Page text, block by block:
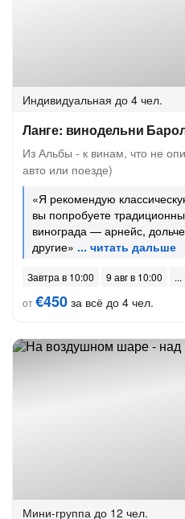
Индивидуальная до 4 чел.
Ланге: винодельни
Из Альбы - к винам, что не
авто или поезде)
«Я рекомендую
вы попробуете
винограда — арнейс,
другие»
Завтра в 10:00
9 авг в 10:00
от€450 за всё до 4 чел.
Мини-группа до 12 чел.